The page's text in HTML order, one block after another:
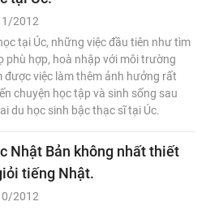
2012
tại Úc, những việc đầu tiên như tìm
phù hợp, hoà nhập với môi trường
được việc làm thêm ảnh hưởng rất
chuyện học tập và sinh sống sau
du học sinh bậc thạc sĩ tại Úc.
Nhật Bản không nhất thiết
tiếng Nhật.
2012